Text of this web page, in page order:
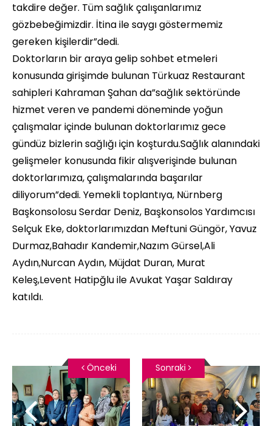
takdire değer. Tüm sağlık çalışanlarımız
gözbebeğimizdir. İtina ile saygı göstermemiz
gereken kişilerdir”dedi.
Doktorların bir araya gelip sohbet etmeleri
konusunda girişimde bulunan Türkuaz Restaurant
sahipleri Kahraman Şahan da”sağlık sektöründe
hizmet veren ve pandemi döneminde yoğun
çalışmalar içinde bulunan doktorlarımız gece
gündüz bizlerin sağlığı için koşturdu.Sağlık alanındaki
gelişmeler konusunda fikir alışverişinde bulunan
doktorlarımıza, çalışmalarında başarılar
diliyorum”dedi. Yemekli toplantıya, Nürnberg
Başkonsolosu Serdar Deniz, Başkonsolos Yardımcısı
Selçuk Eke, doktorlarımızdan Meftuni Güngör, Yavuz
Durmaz,Bahadır Kandemir,Nazım Gürsel,Ali
Aydın,Nurcan Aydın, Müjdat Duran, Murat
Keleş,Levent Hatipğlu ile Avukat Yaşar Saldıray
katıldı.
Önceki Sonraki